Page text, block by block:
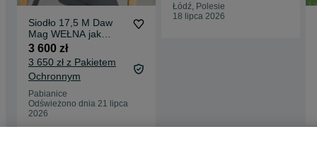
Siodło 17,5 M Daw
Mag WEŁNA jak
NOWE
wszechstronne
skokowe Oskar
17,5/32
3 600 zł
3 650 zł z Pakietem
Ochronnym
Pabianice
Odświeżono dnia 21 lipca
2026
Łódź, Polesie
18 lipca 2026